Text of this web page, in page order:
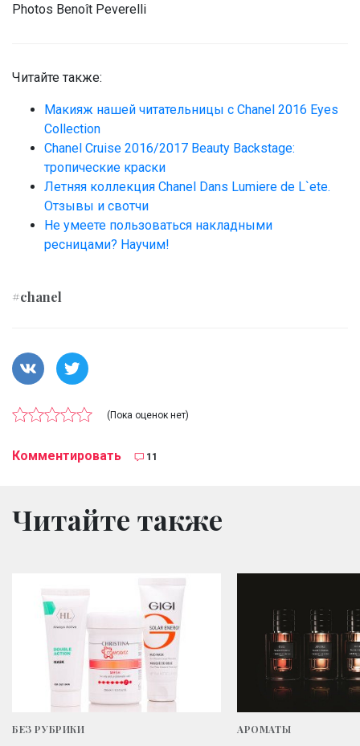
Photos Benoît Peverelli
Читайте также:
Макияж нашей читательницы с Chanel 2016 Eyes
Collection
Chanel Cruise 2016/2017 Beauty Backstage:
тропические краски
Летняя коллекция Chanel Dans Lumiere de L`ete.
Отзывы и свотчи
Не умеете пользоваться накладными
ресницами? Научим!
#chanel
(Пока оценок нет)
Комментировать 11
Читайте также
БЕЗ РУБРИКИ АРОМАТЫ